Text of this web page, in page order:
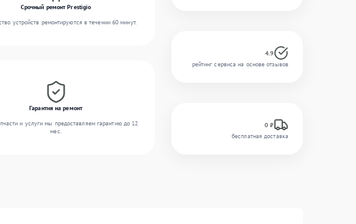
Срочный ремонт Prestigio
устройств ремонтируются в течении 60 минут.
Гарантия на ремонт
и услуги мы предоставляем гарантию до 12
мес.
4.9
рейтинг сервиса на основе отзывов
0 ₽
бесплатная доставка